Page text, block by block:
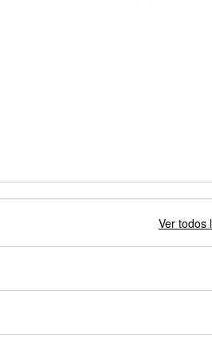
Ver todos
probarse dentro o fuera del vehículo y
de nuestros profesionales te ayudará